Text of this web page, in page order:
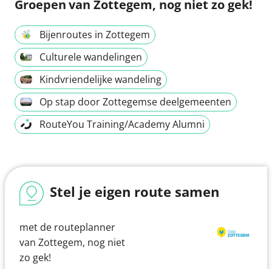
Groepenvan Zottegem, nog niet zo gek!
Bijenroutes in Zottegem
Culturele wandelingen
Kindvriendelijke wandeling
Op stap door Zottegemse deelgemeenten
RouteYou Training/Academy Alumni
Stel je eigen route samen
met de routeplanner
van Zottegem, nog niet
zo gek!